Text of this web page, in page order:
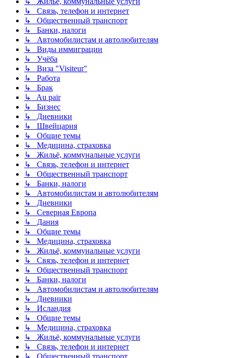
↳ Связь, телефон и интернет
↳ Общественный транспорт
↳ Банки, налоги
↳ Автомобилистам и автолюбителям
↳ Виды иммиграции
↳ Учёба
↳ Виза "Visiteur"
↳ Работа
↳ Брак
↳ Au pair
↳ Бизнес
↳ Дневники
↳ Швейцария
↳ Общие темы
↳ Медицина, страховка
↳ Жильё, коммунальные услуги
↳ Связь, телефон и интернет
↳ Общественный транспорт
↳ Банки, налоги
↳ Автомобилистам и автолюбителям
↳ Дневники
↳ Северная Европа
↳ Дания
↳ Общие темы
↳ Медицина, страховка
↳ Жильё, коммунальные услуги
↳ Связь, телефон и интернет
↳ Общественный транспорт
↳ Банки, налоги
↳ Автомобилистам и автолюбителям
↳ Дневники
↳ Исландия
↳ Общие темы
↳ Медицина, страховка
↳ Жильё, коммунальные услуги
↳ Связь, телефон и интернет
↳ Общественный транспорт